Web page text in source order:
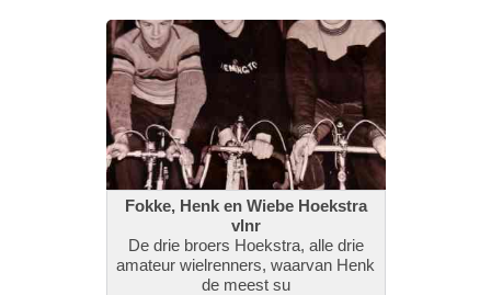
Fokke, Henk en Wiebe Hoekstra
vlnr
De drie broers Hoekstra, alle drie
amateur wielrenners, waarvan Henk
de meest su